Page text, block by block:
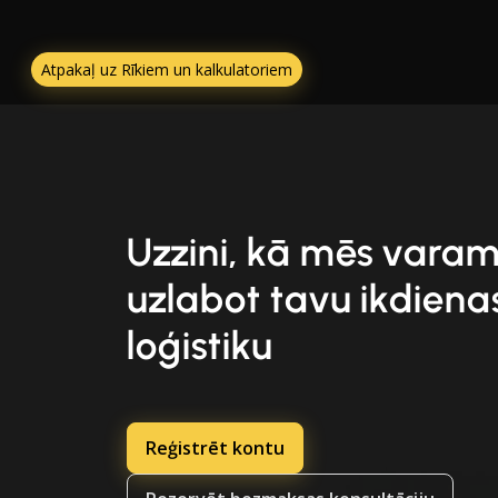
Atpakaļ uz Rīkiem un kalkulatoriem
Uzzini, kā mēs
uzlabot tavu
loģistiku
Reģistrēt kontu